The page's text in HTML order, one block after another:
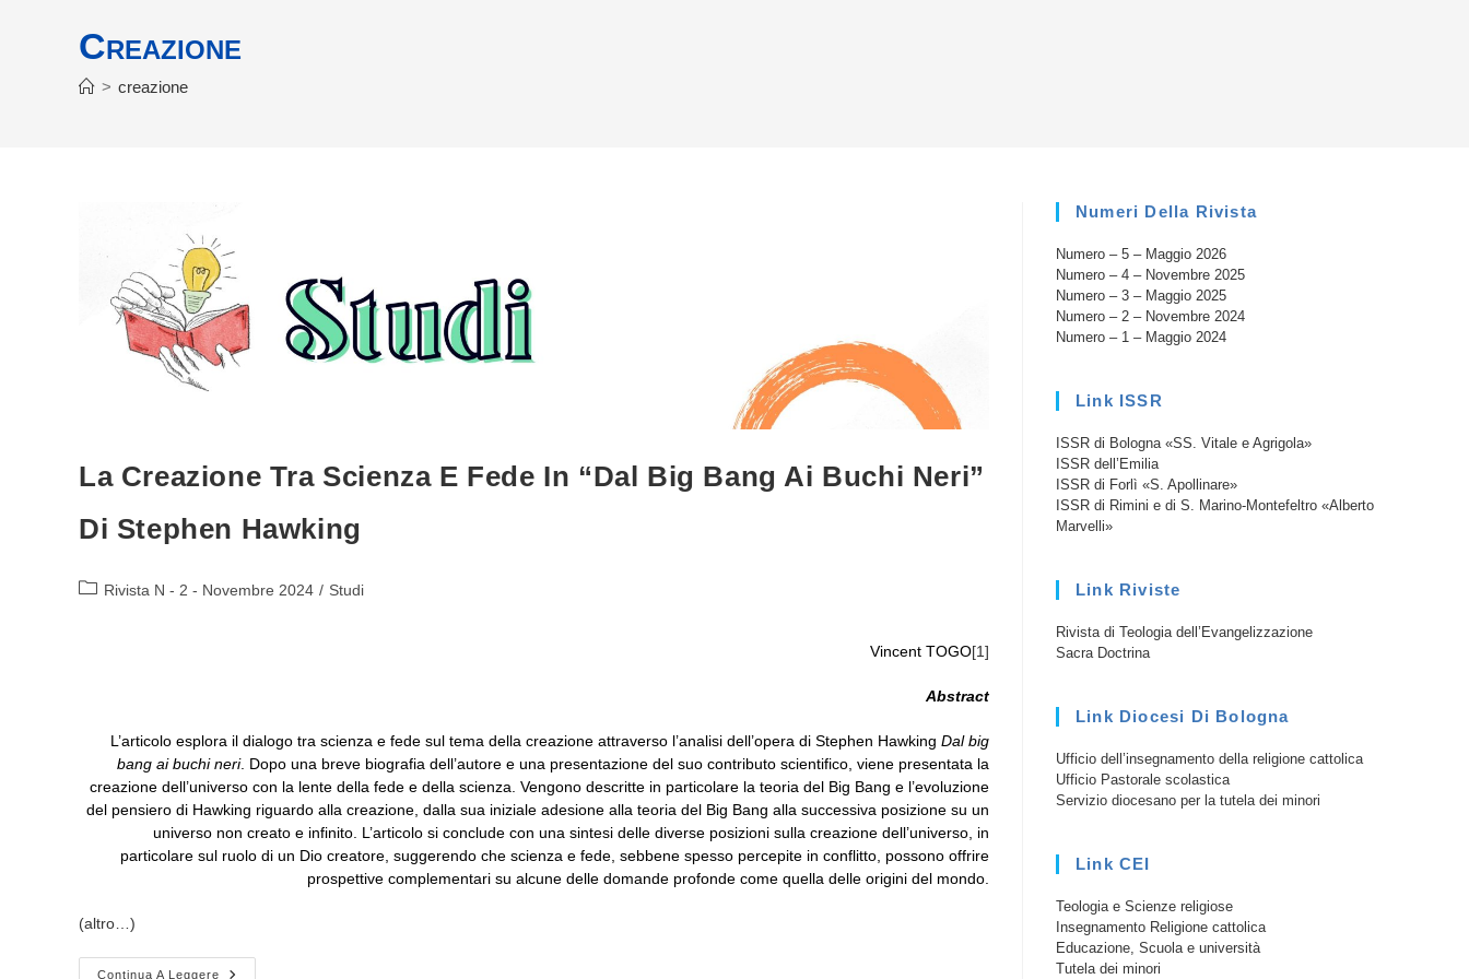
Creazione
> creazione
La Creazione Tra Scienza E Fede In “Dal Big Bang Ai Buchi Neri”
Di Stephen Hawking
Categoria
Rivista N - 2 - Novembre 2024 / Studi
Vincent TOGO[1]
Abstract
L’articolo esplora il dialogo tra scienza e fede sul tema della creazione attraverso l’analisi dell’opera di Stephen Hawking Dal big
bang ai buchi neri. Dopo una breve biografia dell’autore e una presentazione del suo contributo scientifico, viene presentata la
creazione dell’universo con la lente della fede e della scienza. Vengono descritte in particolare la teoria del Big Bang e l’evoluzione
del pensiero di Hawking riguardo alla creazione, dalla sua iniziale adesione alla teoria del Big Bang alla successiva posizione su un
universo non creato e infinito. L’articolo si conclude con una sintesi delle diverse posizioni sulla creazione dell’universo, in
particolare sul ruolo di un Dio creatore, suggerendo che scienza e fede, sebbene spesso percepite in conflitto, possono offrire
prospettive complementari su alcune delle domande profonde come quella delle origini del mondo.
(altro…)
Continua A Leggere
Numeri Della Rivista
Numero – 5 – Maggio 2026
Numero – 4 – Novembre 2025
Numero – 3 – Maggio 2025
Numero – 2 – Novembre 2024
Numero – 1 – Maggio 2024
Link ISSR
ISSR di Bologna «SS. Vitale e Agrigola»
ISSR dell’Emilia
ISSR di Forlì «S. Apollinare»
ISSR di Rimini e di S. Marino-Montefeltro «Alberto
Marvelli»
Link Riviste
Rivista di Teologia dell’Evangelizzazione
Sacra Doctrina
Link Diocesi Di Bologna
Ufficio dell’insegnamento della religione cattolica
Ufficio Pastorale scolastica
Servizio diocesano per la tutela dei minori
Link CEI
Teologia e Scienze religiose
Insegnamento Religione cattolica
Educazione, Scuola e università
Tutela dei minori